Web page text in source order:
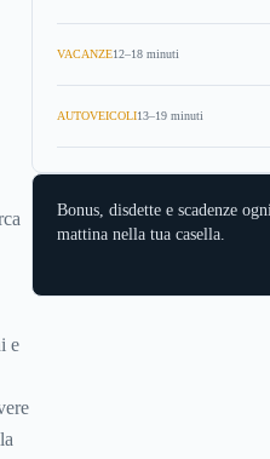
e
VACANZE12–18 minuti
AUTOVEICOLI13–19 minuti
Bonus, disdette e scadenze
mattina nella tua casella.